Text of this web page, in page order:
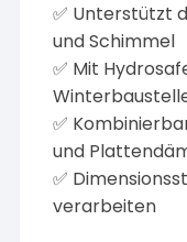
✅ Unterstützt
und Schimmel
✅ Mit
✅
und
✅
verarbeiten